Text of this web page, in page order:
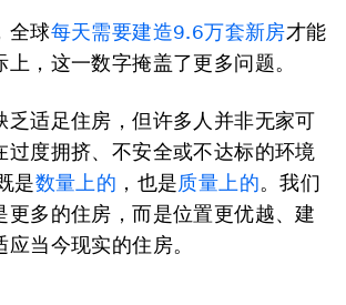
全球每天需要建造9.6万套新房才能
，这一数字掩盖了更多问题。
乏适足住房，但许多人并非无家可
过度拥挤、不安全或不达标的环境
是数量上的 ，也是质量上的。我们
更多的住房，而是位置更优越、建
当今现实的住房。